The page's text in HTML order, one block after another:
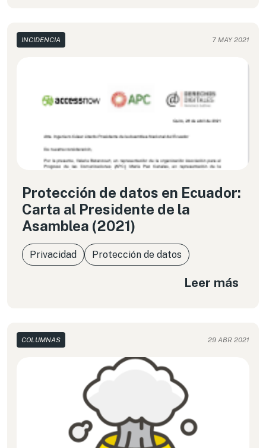
INCIDENCIA 7 MAY 2021
Protección de datos en Ecuador:
Carta al Presidente de la
Asamblea (2021)
Privacidad Protección de datos
Leer más
COLUMNAS 29 ABR 2021